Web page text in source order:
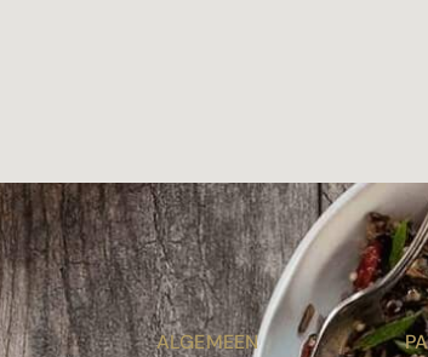
ALGEMEEN